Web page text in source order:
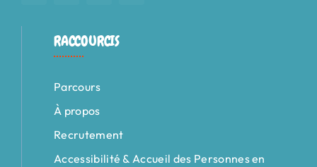
RACCOURCIS
Parcours
À propos
Recrutement
Accessibilité & Accueil des Personnes en